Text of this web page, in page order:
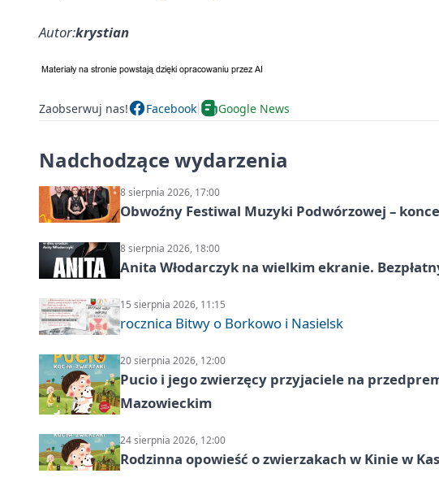
Autor:krystian
Zaobserwuj nas! Facebook Google News
Nadchodzące wydarzenia
8 sierpnia 2026, 17:00
Obwoźny Festiwal Muzyki Podwórzowej –
8 sierpnia 2026, 18:00
Anita Włodarczyk na wielkim ekranie.
15 sierpnia 2026, 11:15
rocznica Bitwy o Borkowo i Nasielsk
20 sierpnia 2026, 12:00
Pucio i jego zwierzęcy przyjaciele na
Mazowieckim
24 sierpnia 2026, 12:00
Rodzinna opowieść o zwierzakach w Kinie w